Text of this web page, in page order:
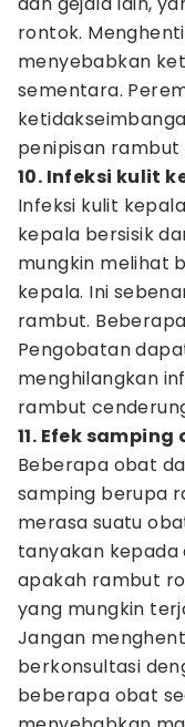
rontok.
menyebabkan
sementara.
penipisan
10. Infeksi kulit
Infeksi kulit
kepala bersisik
mungkin melihat
kepala. Ini
rambut.
Pengobatan
menghilangkan
rambut
11. Efek samping
Beberapa obat
samping berupa
merasa suatu
tanyakan
apakah rambut
yang mungkin
Jangan
berkonsultasi
beberapa obat